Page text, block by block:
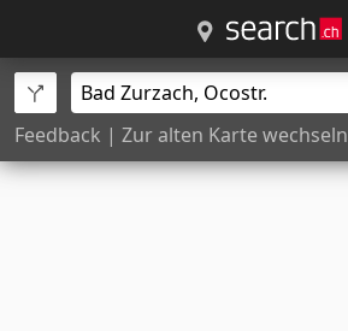
Feedback | Zur alten Karte wechseln